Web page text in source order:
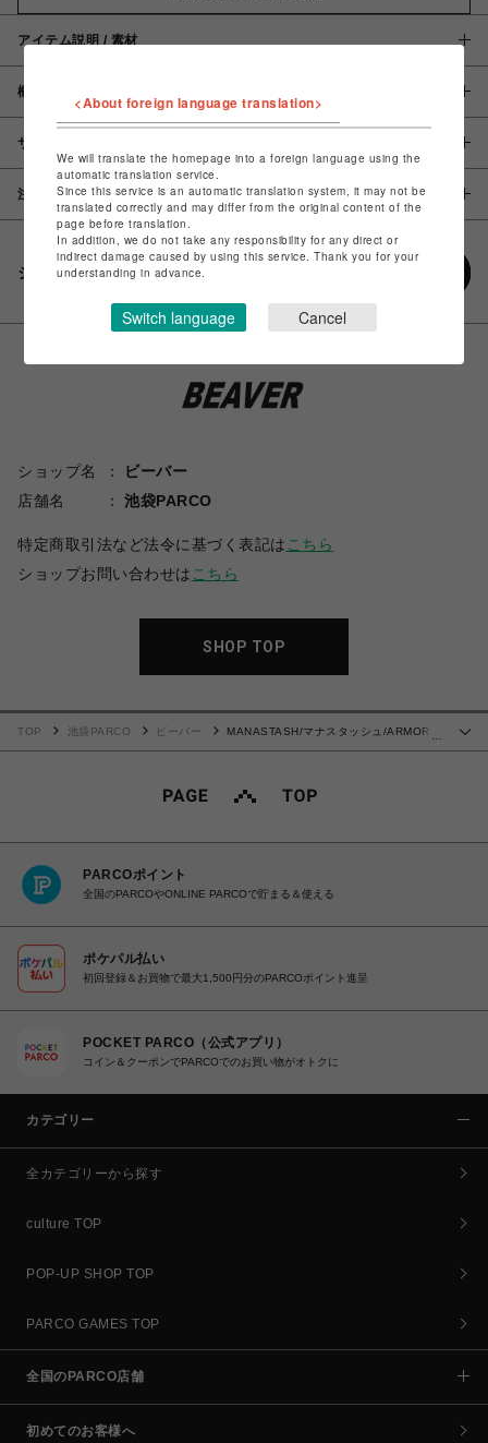
アイテム説明 / 素材
概要
サイズ
注意事項
シェアする
ショップ名
ビーバー
店舗名
池袋PARCO
特定商取引法など法令に基づく表記は こちら
ショップお問い合わせは こちら
SHOP TOP
TOP 池袋PARCO ビーバー
MANASTASH/マナスタッシュ/ARMOR
PARCOポイント
全国のPARCOやONLINE PARCOで貯まる＆使える
ポケパル払い
初回登録＆お買物で最大1,500円分のPARCOポイント進呈
POCKET PARCO（公式アプリ）
コイン＆クーポンでPARCOでのお買い物がオトクに
カテゴリー
全カテゴリーから探す
culture TOP
POP-UP SHOP TOP
PARCO GAMES TOP
全国のPARCO店舗
初めてのお客様へ
<About foreign language translation>
We will translate the homepage into a foreign language using the
automatic translation service.
Since this service is an automatic translation system, it may not be
translated correctly and may differ from the original content of the
page before translation.
In addition, we do not take any responsibility for any direct or
indirect damage caused by using this service. Thank you for your
understanding in advance.
Switch language Cancel